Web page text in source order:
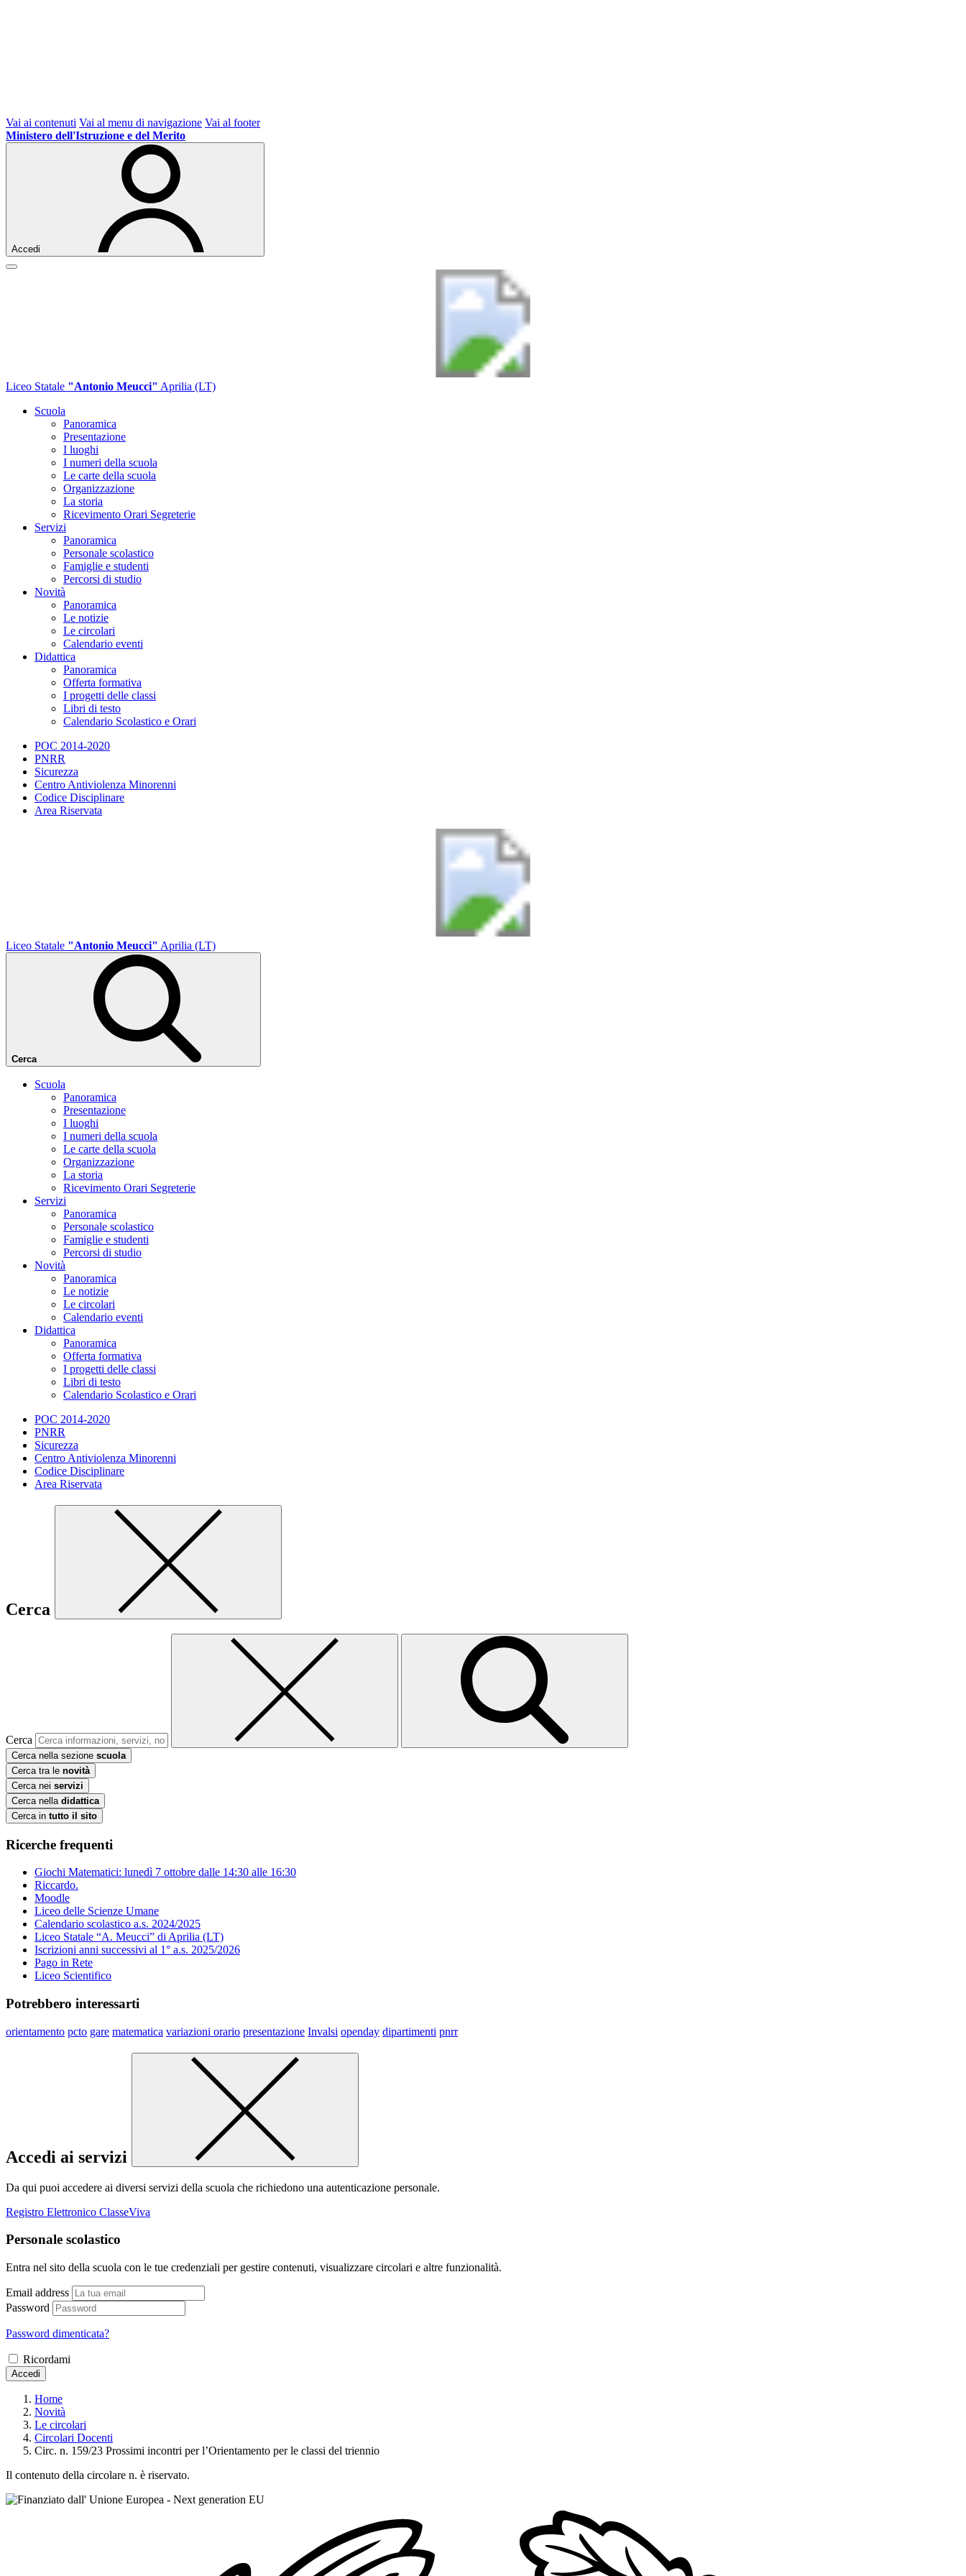
Vai ai contenuti Vai al menu di navigazione Vai al footer
Ministero dell'Istruzione e del Merito
Accedi
Liceo Statale "Antonio Meucci" Aprilia (LT)
Scuola
Panoramica
Presentazione
I luoghi
I numeri della scuola
Le carte della scuola
Organizzazione
La storia
Ricevimento Orari Segreterie
Servizi
Panoramica
Personale scolastico
Famiglie e studenti
Percorsi di studio
Novità
Panoramica
Le notizie
Le circolari
Calendario eventi
Didattica
Panoramica
Offerta formativa
I progetti delle classi
Libri di testo
Calendario Scolastico e Orari
POC 2014-2020
PNRR
Sicurezza
Centro Antiviolenza Minorenni
Codice Disciplinare
Area Riservata
Liceo Statale "Antonio Meucci" Aprilia (LT)
Cerca
Scuola
Panoramica
Presentazione
I luoghi
I numeri della scuola
Le carte della scuola
Organizzazione
La storia
Ricevimento Orari Segreterie
Servizi
Panoramica
Personale scolastico
Famiglie e studenti
Percorsi di studio
Novità
Panoramica
Le notizie
Le circolari
Calendario eventi
Didattica
Panoramica
Offerta formativa
I progetti delle classi
Libri di testo
Calendario Scolastico e Orari
POC 2014-2020
PNRR
Sicurezza
Centro Antiviolenza Minorenni
Codice Disciplinare
Area Riservata
Cerca
Cerca
Cerca nella sezione scuola
Cerca tra le novità
Cerca nei servizi
Cerca nella didattica
Cerca in tutto il sito
Ricerche frequenti
Giochi Matematici: lunedì 7 ottobre dalle 14:30 alle 16:30
Riccardo.
Moodle
Liceo delle Scienze Umane
Calendario scolastico a.s. 2024/2025
Liceo Statale “A. Meucci” di Aprilia (LT)
Iscrizioni anni successivi al 1° a.s. 2025/2026
Pago in Rete
Liceo Scientifico
Potrebbero interessarti
orientamento pcto gare matematica variazioni orario presentazione Invalsi openday dipartimenti pnrr
Accedi ai servizi
Da qui puoi accedere ai diversi servizi della scuola che richiedono una autenticazione personale.
Registro Elettronico ClasseViva
Personale scolastico
Entra nel sito della scuola con le tue credenziali per gestire contenuti, visualizzare circolari e altre funzionalità.
Email address
Password
Password dimenticata?
Ricordami
Accedi
Home
Novità
Le circolari
Circolari Docenti
Circ. n. 159/23 Prossimi incontri per l’Orientamento per le classi del triennio
Il contenuto della circolare n. è riservato.